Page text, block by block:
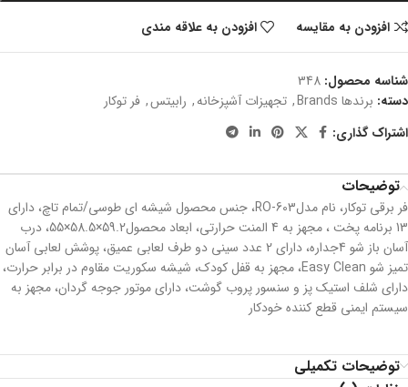
افزودن به مقایسه
افزودن به علاقه مندی
شناسه محصول: 348
دسته: برندها Brands , تجهیزات آشپزخانه, رابیتس, فر توکار
اشتراک گذاری:
توضیحات
فر برقی توکار، نام مدلRO-603، جنس محصول شیشه ای طوسی/تمام تاچ، دارای
13 برنامه پخت ، مجهز به 4 المنت حرارتی، ابعاد محصول59.2×58.5×55، درب
آسان باز شو 4جداره، دارای 2 عدد سینی دو طرف لعابی عمیق، پوشش لعابی آسان
تمیز شو Easy Clean، مجهز به قفل کودک، شیشه سکوریت مقاوم در برابر حرارت،
دارای شلف استیک پز و سنسور پروب گوشت، دارای موتور جوجه گردان، مجهز به
سیستم ایمنی قطع کننده خودکار
توضیحات تکمیلی